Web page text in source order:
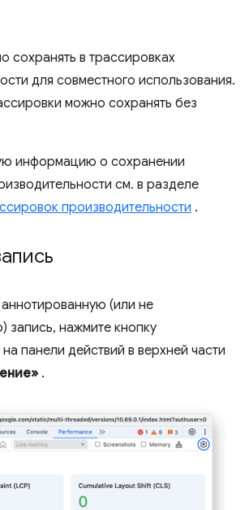
сохранять в трассировках
для совместного использования.
можно сохранять без
информацию о сохранении
см. в разделе
производительности .
аннотированную (или не
запись, нажмите кнопку
на панели действий в верхней части
.